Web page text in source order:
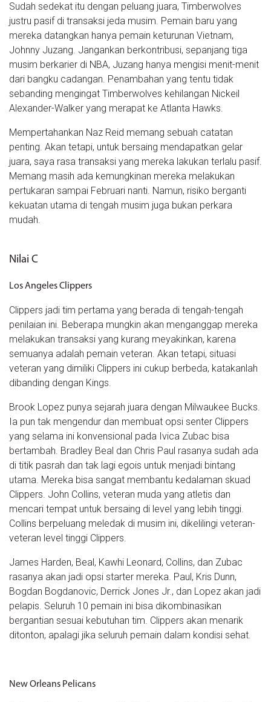
Sudah sedekat itu dengan peluang juara, Timberwolves
justru pasif di transaksi jeda musim. Pemain baru yang
mereka datangkan hanya pemain keturunan Vietnam,
Johnny Juzang. Jangankan berkontribusi, sepanjang tiga
musim berkarier di NBA, Juzang hanya mengisi menit-menit
dari bangku cadangan. Penambahan yang tentu tidak
sebanding mengingat Timberwolves kehilangan Nickeil
Alexander-Walker yang merapat ke Atlanta Hawks.
Mempertahankan Naz Reid memang sebuah catatan
penting. Akan tetapi, untuk bersaing mendapatkan gelar
juara, saya rasa transaksi yang mereka lakukan terlalu pasif.
Memang masih ada kemungkinan mereka melakukan
pertukaran sampai Februari nanti. Namun, risiko berganti
kekuatan utama di tengah musim juga bukan perkara
mudah.
Nilai C
Los Angeles Clippers
Clippers jadi tim pertama yang berada di tengah-tengah
penilaian ini. Beberapa mungkin akan menganggap mereka
melakukan transaksi yang kurang meyakinkan, karena
semuanya adalah pemain veteran. Akan tetapi, situasi
veteran yang dimiliki Clippers ini cukup berbeda, katakanlah
dibanding dengan Kings.
Brook Lopez punya sejarah juara dengan Milwaukee Bucks.
Ia pun tak mengendur dan membuat opsi senter Clippers
yang selama ini konvensional pada Ivica Zubac bisa
bertambah. Bradley Beal dan Chris Paul rasanya sudah ada
di titik pasrah dan tak lagi egois untuk menjadi bintang
utama. Mereka bisa sangat membantu kedalaman skuad
Clippers. John Collins, veteran muda yang atletis dan
mencari tempat untuk bersaing di level yang lebih tinggi.
Collins berpeluang meledak di musim ini, dikelilingi veteran-
veteran level tinggi Clippers.
James Harden, Beal, Kawhi Leonard, Collins, dan Zubac
rasanya akan jadi opsi starter mereka. Paul, Kris Dunn,
Bogdan Bogdanovic, Derrick Jones Jr., dan Lopez akan jadi
pelapis. Seluruh 10 pemain ini bisa dikombinasikan
bergantian sesuai kebutuhan tim. Clippers akan menarik
ditonton, apalagi jika seluruh pemain dalam kondisi sehat.
New Orleans Pelicans